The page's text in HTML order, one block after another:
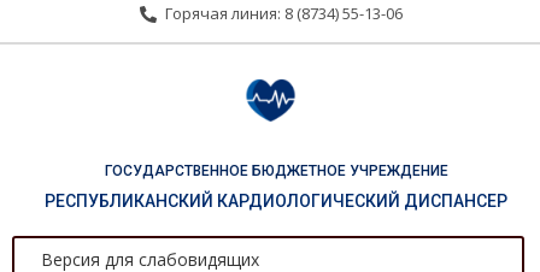
Горячая линия: 8 (8734) 55-13-06
ГОСУДАРСТВЕННОЕ БЮДЖЕТНОЕ УЧРЕЖДЕНИЕ
РЕСПУБЛИКАНСКИЙ КАРДИОЛОГИЧЕСКИЙ ДИСПАНСЕР
Версия для слабовидящих